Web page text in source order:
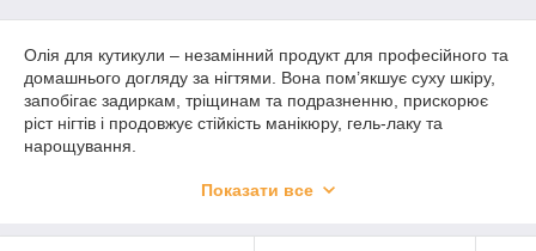
Олія для кутикули – незамінний продукт для професійного та
домашнього догляду за нігтями. Вона пом’якшує суху шкіру,
запобігає задиркам, тріщинам та подразненню, прискорює
ріст нігтів і продовжує стійкість манікюру, гель-лаку та
нарощування.
професійного використання та домашнього догляду.
Показати все